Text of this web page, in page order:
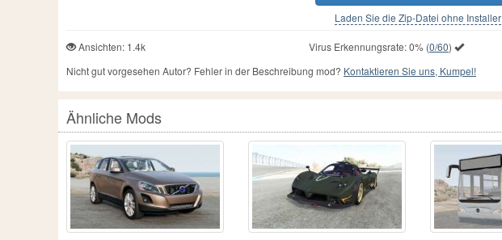
Laden Sie die Zip-Datei ohne Installer
Ansichten: 1.4k Virus Erkennungsrate:0%(0/60)
Nicht gut vorgesehen Autor? Fehler in der Beschreibung mod? Kontaktieren Sie uns, Kumpel!
Ähnliche Mods